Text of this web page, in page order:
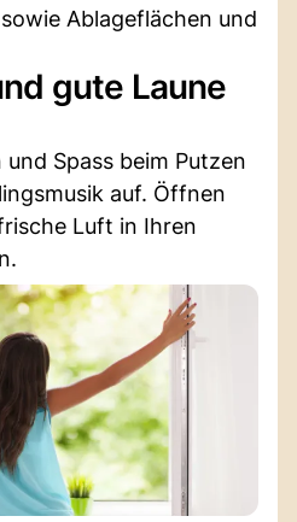
Ablageflächen und
gute Laune
Spass beim Putzen
auf. Öffnen
Luft in Ihren